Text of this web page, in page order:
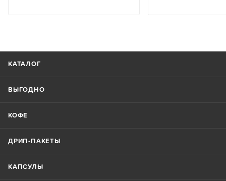
КАТАЛОГ
ВЫГОДНО
КОФЕ
ДРИП-ПАКЕТЫ
КАПСУЛЫ